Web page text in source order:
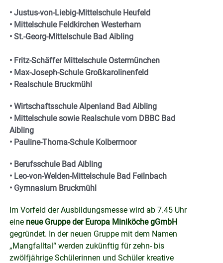
• Justus-von-Liebig-Mittelschule Heufeld
• Mittelschule Feldkirchen Westerham
• St.-Georg-Mittelschule Bad Aibling
• Fritz-Schäffer Mittelschule Ostermünchen
• Max-Joseph-Schule Großkarolinenfeld
• Realschule Bruckmühl
• Wirtschaftsschule Alpenland Bad Aibling
• Mittelschule sowie Realschule vom DBBC Bad
Aibling
• Pauline-Thoma-Schule Kolbermoor
• Berufsschule Bad Aibling
• Leo-von-Welden-Mittelschule Bad Feilnbach
• Gymnasium Bruckmühl
Im Vorfeld der Ausbildungsmesse wird ab 7.45 Uhr
eine neue Gruppe der Europa Miniköche gGmbH
gegründet. In der neuen Gruppe mit dem Namen
„Mangfalltal“ werden zukünftig für zehn- bis
zwölfjährige Schülerinnen und Schüler kreative